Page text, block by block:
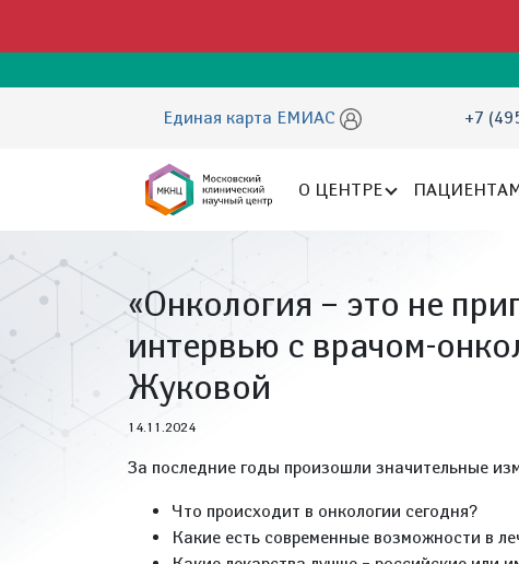
Единая карта ЕМИАС +7
О ЦЕНТРЕ
«Онкология – это не
интервью с врачом-
Жуковой
14.11.2024
За последние годы произошли значительные
Что происходит в онкологии сегодня?
Какие есть современные возможности в